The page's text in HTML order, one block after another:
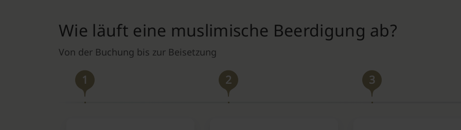
Wie läuft eine muslimische Beerdigung ab?
Von der Buchung bis zur Beisetzung
1 2 3